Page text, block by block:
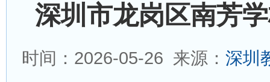
深圳市龙岗区南芳
时间：2026-05-26 来源： 深圳